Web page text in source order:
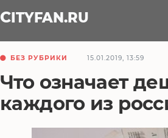
CITYFAN.RU
БЕЗ РУБРИКИ 15.01.2019, 13:59
Что означает
каждого из